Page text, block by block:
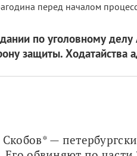
перед началом
по уголовному делу
защиты. Ходатайства
—